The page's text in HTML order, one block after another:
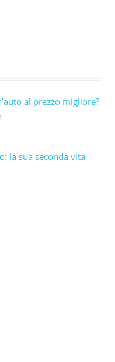
al prezzo migliore?
la sua seconda vita​